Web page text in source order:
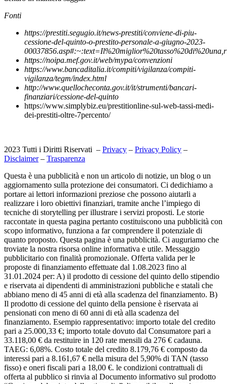
Fonti
https://prestiti.segugio.it/news-prestiti/conviene-di-piu-
cessione-del-quinto-o-prestito-personale-a-giugno-2023-
https://noipa.mef.gov.it/web/mypa/convenzioni
https://www.bancaditalia.it/compiti/vigilanza/compiti-
vigilanza/tegm/index.html
http://www.quellocheconta.gov.it/it/strumenti/bancari-
finanziari/cessione-del-quinto
https://www.simplybiz.eu/prestitionline-sul-web-tassi-medi-
dei-prestiti-oltre-7percento/
2023 Tutti i Diritti Riservati – Privacy – Privacy Policy –
Disclaimer– Trasparenza
Questa è una pubblicità e non un articolo di notizie, un blog o un
aggiornamento sulla protezione dei consumatori. Ci dedichiamo a
portare ai lettori informazioni preziose che possono aiutarli a
realizzare i loro obiettivi finanziari, tramite anche l’impiego di
tecniche di storytelling per illustrare i servizi proposti. Le storie
raccontate in questa pagina pertanto costituiscono una pubblicità con
scopo informativo, funziona a far comprendere il potenziale di
quanto proposto. Questa pagina è una pubblicità. Ci auguriamo che
troviate la nostra risorsa online informativa e utile. Messaggio
pubblicitario con finalità promozionale. Offerta valida per le
proposte di finanziamento effettuate dal 1.08.2023 fino al
31.01.2024 per: A) il prodotto di cessione del quinto dello stipendio
e riservata ai dipendenti di amministrazioni pubbliche e statali che
abbiano meno di 45 anni di età alla scadenza del finanziamento. B)
Il prodotto di cessione del quinto della pensione è riservata ai
pensionati con meno di 60 anni di età alla scadenza del
finanziamento. Esempio rappresentativo: importo totale del credito
pari a 25.000,33 €; importo totale dovuto dal Consumatore pari a
33.118,00 € da restituire in 120 rate mensili da 276 € cadauna.
TAEG: 6,08%. Costo totale del credito 8.179,76 € composto da
interessi pari a 8.161,67 € nella misura del 5,90% di TAN (tasso
fisso) e oneri fiscali pari a 18,00 €. le condizioni contrattuali di
offerta al pubblico si rinvia al Documento informativo sul prodotto